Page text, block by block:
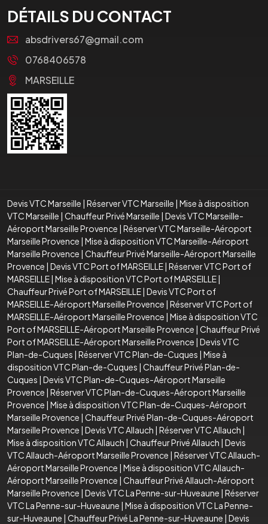
DÉTAILS DU CONTACT
absdrivers67@gmail.com
0768406578
MARSEILLE
Devis VTC Marseille | Réserver VTC Marseille | Mise à disposition
VTC Marseille | Chauffeur Privé Marseille | Devis VTC Marseille-
Aéroport Marseille Provence | Réserver VTC Marseille-Aéroport
Marseille Provence | Mise à disposition VTC Marseille-Aéroport
Marseille Provence | Chauffeur Privé Marseille-Aéroport Marseille
Provence | Devis VTC Port of MARSEILLE| Réserver VTC Port of
MARSEILLE| Mise à disposition VTC Port of MARSEILLE|
Chauffeur Privé Port of MARSEILLE| Devis VTC Port of
MARSEILLE-Aéroport Marseille Provence | Réserver VTC Port of
MARSEILLE-Aéroport Marseille Provence | Mise à disposition VTC
Port of MARSEILLE-Aéroport Marseille Provence | Chauffeur Privé
Port of MARSEILLE-Aéroport Marseille Provence | Devis VTC
Plan-de-Cuques | Réserver VTC Plan-de-Cuques | Mise à
disposition VTC Plan-de-Cuques | Chauffeur Privé Plan-de-
Cuques | Devis VTC Plan-de-Cuques-Aéroport Marseille
Provence | Réserver VTC Plan-de-Cuques-Aéroport Marseille
Provence | Mise à disposition VTC Plan-de-Cuques-Aéroport
Marseille Provence | Chauffeur Privé Plan-de-Cuques-Aéroport
Marseille Provence | Devis VTC Allauch | Réserver VTC Allauch |
Mise à disposition VTC Allauch | Chauffeur Privé Allauch | Devis
VTC Allauch-Aéroport Marseille Provence | Réserver VTC Allauch-
Aéroport Marseille Provence | Mise à disposition VTC Allauch-
Aéroport Marseille Provence | Chauffeur Privé Allauch-Aéroport
Marseille Provence | Devis VTC La Penne-sur-Huveaune | Réserver
VTC La Penne-sur-Huveaune | Mise à disposition VTC La Penne-
sur-Huveaune | Chauffeur Privé La Penne-sur-Huveaune | Devis